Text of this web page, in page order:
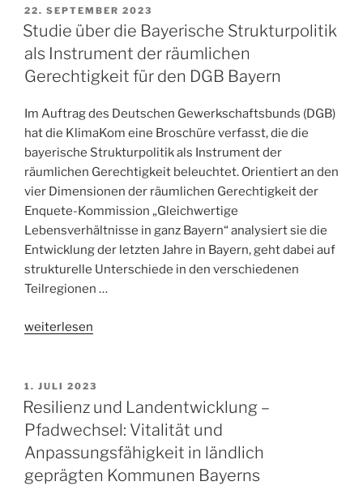
gleichwertige
Lebensverhältnisse“
22. SEPTEMBER 2023
Studie über die Bayerische Strukturpolitik
als Instrument der räumlichen
Gerechtigkeit für den DGB Bayern
Im Auftrag des Deutschen Gewerkschaftsbunds (DGB)
hat die KlimaKom eine Broschüre verfasst, die die
bayerische Strukturpolitik als Instrument der
räumlichen Gerechtigkeit beleuchtet. Orientiert an den
vier Dimensionen der räumlichen Gerechtigkeit der
Enquete-Kommission „Gleichwertige
Lebensverhältnisse in ganz Bayern“ analysiert sie die
Entwicklung der letzten Jahre in Bayern, geht dabei auf
strukturelle Unterschiede in den verschiedenen
Teilregionen …
„Studie
Bayerische
Strukturpolitik
als
Instrument
der
räumlichen
weiterlesen
1. JULI 2023
Resilienz und Landentwicklung –
Pfadwechsel: Vitalität und
Anpassungsfähigkeit in ländlich
geprägten Kommunen Bayerns